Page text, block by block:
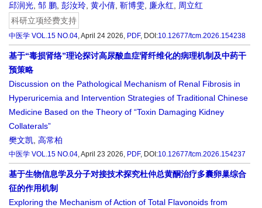
邱润光 邹 鹏 彭汝玲 黄小倩 靳博雯 廉永红
周立红
科研立项经费支持
中医学 VOL.15 NO.04, April 24 2026, PDF, DOI:10.12677/tcm.2026.154238
基于“毒损肾络”理论探讨高尿酸血症肾纤维化的病理机制及中药干
预策略
Discussion on the Pathological Mechanism of Renal Fibrosis in
Hyperuricemia and Intervention Strategies of Traditional Chinese
Medicine Based on the Theory of “Toxin Damaging Kidney
Collaterals”
樊文凯 高常柏
中医学 VOL.15 NO.04, April 23 2026, PDF, DOI:10.12677/tcm.2026.154237
基于生物信息学及分子对接技术探究杜仲总黄酮治疗多囊卵巢综合
征的作用机制
Exploring the Mechanism of Action of Total Flavonoids from